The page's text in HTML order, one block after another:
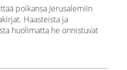
poikansa Jerusalemiin
Haasteista ja
huolimatta he onnistuvat